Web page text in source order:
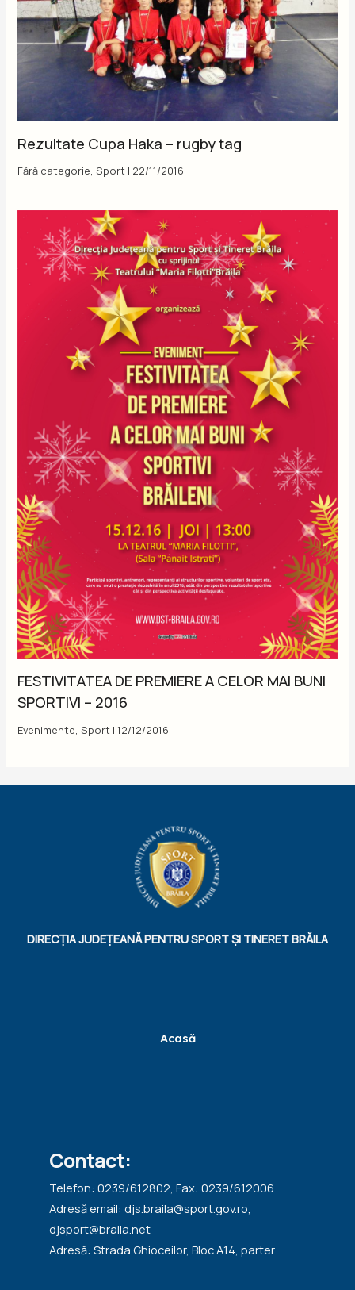
Rezultate Cupa Haka – rugby tag
Fără categorie,Sport | 22/11/2016
FESTIVITATEA DE PREMIERE A CELOR MAI BUNI
SPORTIVI – 2016
Evenimente,Sport |12/12/2016
DIRECȚIA JUDEȚEANĂ PENTRU SPORT ȘI TINERET BRĂILA
Acasă
Contact:
Telefon: 0239/612802, Fax: 0239/612006
Adresă email: djs.braila@sport.gov.ro,
djsport@braila.net
Adresă: Strada Ghioceilor, Bloc A14, parter